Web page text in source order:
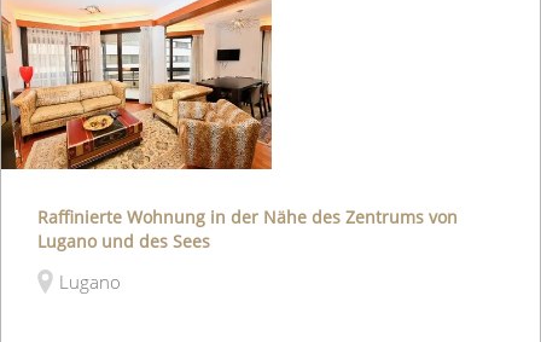
Raffinierte Wohnung in der Nähe des Zentrums von
Lugano und des Sees
Lugano